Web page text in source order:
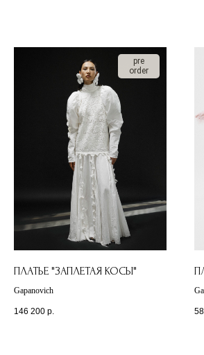
pre
order
ПЛАТЬЕ "ЗАПЛЕТАЯ КОСЫ"
Gapanovich
146 200 р.